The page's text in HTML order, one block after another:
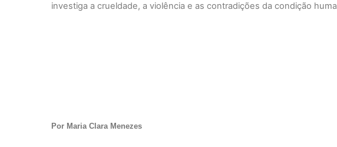
investiga a crueldade, a violência e as contradições da condição
Por Maria Clara Menezes